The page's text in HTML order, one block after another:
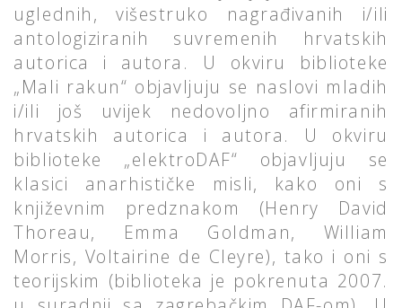
uglednih, višestruko nagrađivanih i/ili
antologiziranih suvremenih hrvatskih
autorica i autora. U okviru biblioteke
„Mali rakun“ objavljuju se naslovi mladih
i/ili još uvijek nedovoljno afirmiranih
hrvatskih autorica i autora. U okviru
biblioteke „elektroDAF“ objavljuju se
klasici anarhističke misli, kako oni s
književnim predznakom (Henry David
Thoreau, Emma Goldman, William
Morris, Voltairine de Cleyre), tako i oni s
teorijskim (biblioteka je pokrenuta 2007.